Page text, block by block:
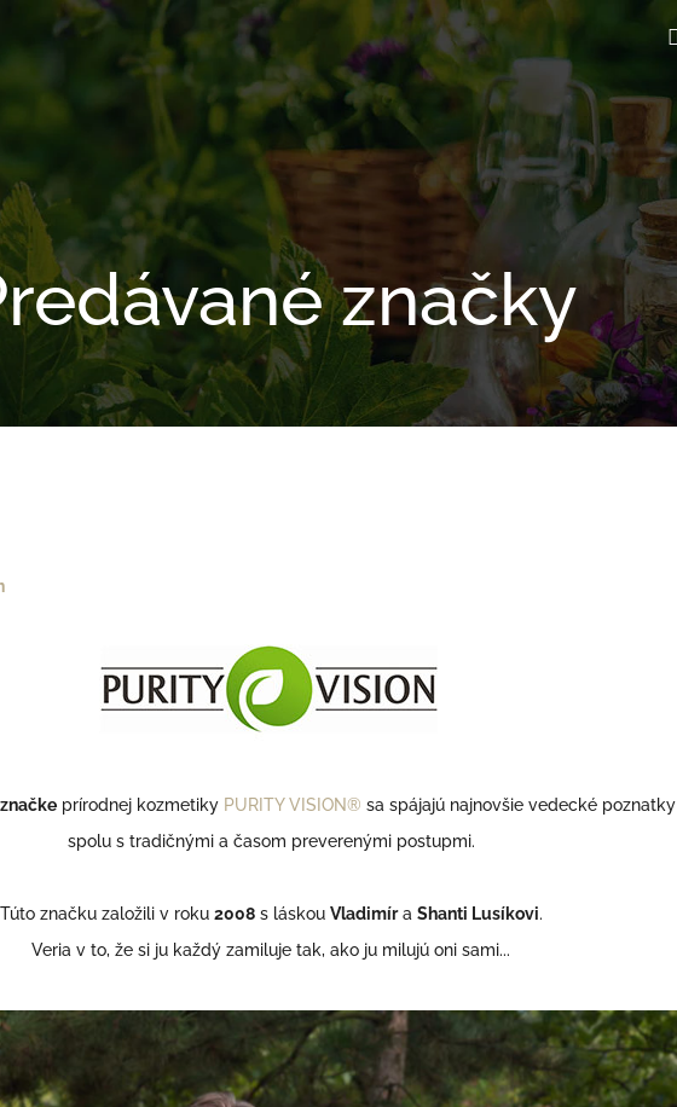
značky
prírodnej kozmetiky PURITY VISION® sa spájajú najnovšie vedecké poznatky
spolu s tradičnými a časom preverenými postupmi.
Túto značku založili v roku 2008s láskou Vladimíra Shanti Lusíkovi.
Veria v to, že si ju každý zamiluje tak, ako ju milujú oni sami...